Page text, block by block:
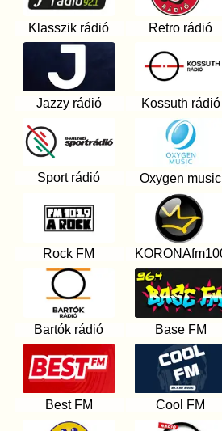
Klasszik rádió Retro rádió
Jazzy rádió Kossuth rádió
Sport rádió Oxygen music
Rock FM
Bartók rádió Base FM
Best FM Cool FM